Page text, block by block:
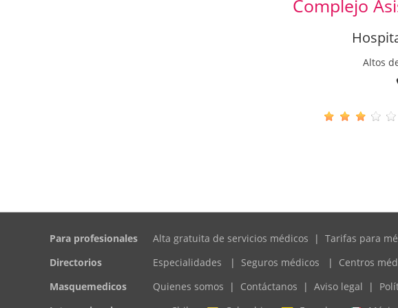
Complejo
Altos
Para profesionales Alta gratuita de servicios médicos | Tarifas para
Directorios
Especialidades | Seguros médicos | Centros
Masquemedicos
Quienes somos | Contáctanos | Aviso legal |